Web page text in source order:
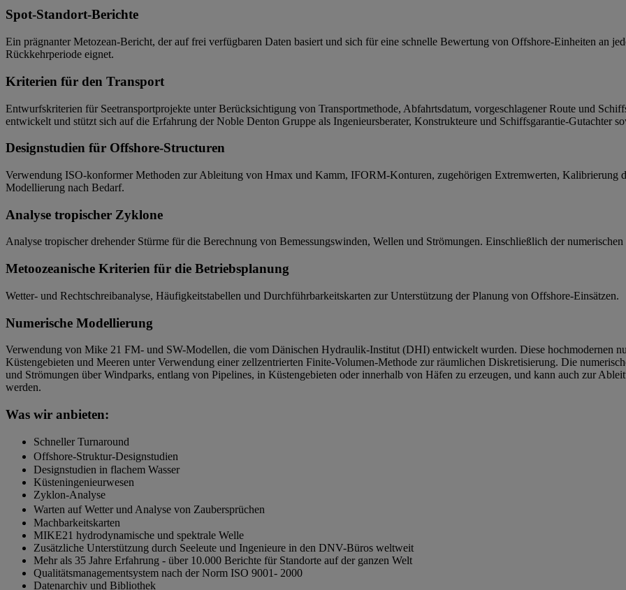
Spot-Standort-Berichte
Ein prägnanter Metozean-Bericht, der auf frei verfügbaren Daten basiert und sich für eine schnelle Bewertung von Offshore-Einheiten an
Rückkehrperiode eignet.
Kriterien für den Transport
Entwurfskriterien für Seetransportprojekte unter Berücksichtigung von Transportmethode, Abfahrtsdatum, vorgeschlagener Route und
entwickelt und stützt sich auf die Erfahrung der Noble Denton Gruppe als Ingenieursberater, Konstrukteure und Schiffsgarantie-Gutachter
Designstudien für Offshore-Structuren
Verwendung ISO-konformer Methoden zur Ableitung von Hmax und Kamm, IFORM-Konturen, zugehörigen Extremwerten, Kalibrierung
Modellierung nach Bedarf.
Analyse tropischer Zyklone
Analyse tropischer drehender Stürme für die Berechnung von Bemessungswinden, Wellen und Strömungen. Einschließlich der
Metoozeanische Kriterien für die Betriebsplanung
Wetter- und Rechtschreibanalyse, Häufigkeitstabellen und Durchführbarkeitskarten zur Unterstützung der Planung von Offshore-Einsätzen.
Numerische Modellierung
Verwendung von Mike 21 FM- und SW-Modellen, die vom Dänischen Hydraulik-Institut (DHI) entwickelt wurden. Diese hochmodernen
Küstengebieten und Meeren unter Verwendung einer zellzentrierten Finite-Volumen-Methode zur räumlichen Diskretisierung. Die
und Strömungen über Windparks, entlang von Pipelines, in Küstengebieten oder innerhalb von Häfen zu erzeugen, und kann auch zur
werden.
Was wir anbieten:
Schneller Turnaround
Offshore-Struktur-Designstudien
Designstudien in flachem Wasser
Küsteningenieurwesen
Zyklon-Analyse
Warten auf Wetter und Analyse von Zaubersprüchen
Machbarkeitskarten
MIKE21 hydrodynamische und spektrale Welle
Zusätzliche Unterstützung durch Seeleute und Ingenieure in den DNV-Büros weltweit
Mehr als 35 Jahre Erfahrung - über 10.000 Berichte für Standorte auf der ganzen Welt
Qualitätsmanagementsystem nach der Norm ISO 9001- 2000
Datenarchiv und Bibliothek